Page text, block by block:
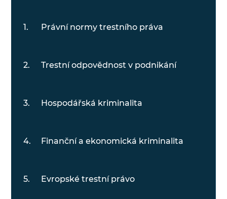
Právní normy trestního práva
Trestní odpovědnost v podnikání
Hospodářská kriminalita
Finanční a ekonomická kriminalita
Evropské trestní právo